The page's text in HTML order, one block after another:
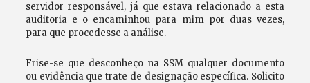
servidor responsável, já que estava relacionado a esta
auditoria e o encaminhou para mim por duas vezes,
para que procedesse a análise.
Frise-se que desconheço na SSM qualquer documento
ou evidência que trate de designação específica. Solicito